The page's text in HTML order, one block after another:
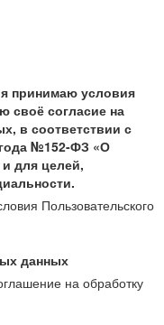
принимаю условия
своё согласие на
в соответствии с
№152-ФЗ «О
для целей,
Пользовательского
данных
на обработку